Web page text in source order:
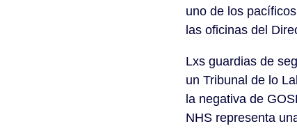
uno de los
las oficinas del
Lxs guardias de
un Tribunal de lo
la negativa de
NHS representa